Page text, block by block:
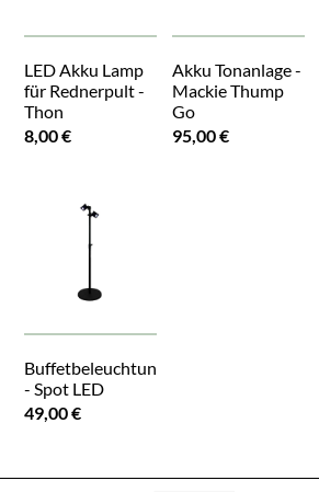
LED Akku Lamp
für Rednerpult -
Thon
8,00 €
Akku Tonanlage -
Mackie Thump
Go
95,00 €
Buffetbeleuchtung
- Spot LED
49,00 €